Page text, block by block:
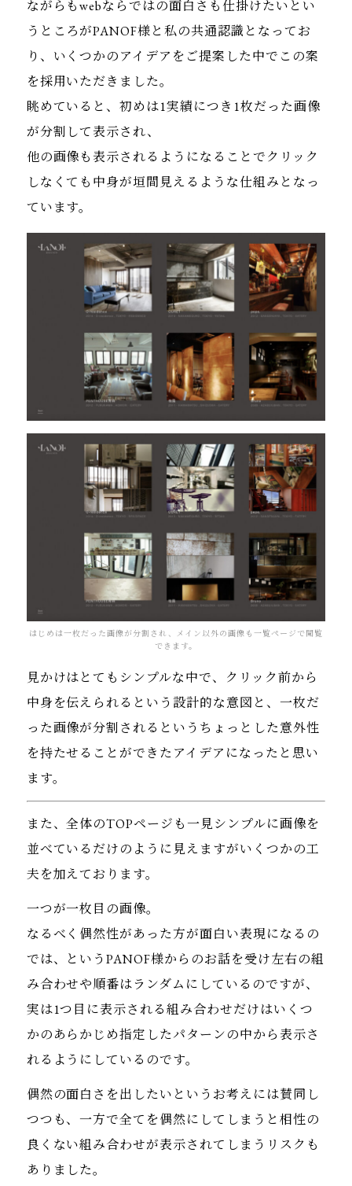
ながらもwebならではの面白さも仕掛けたいとい
うところがPANOF様と私の共通認識となってお
り、いくつかのアイデアをご提案した中でこの案
を採用いただきました。
眺めていると、初めは1実績につき1枚だった画像
が分割して表示され、
他の画像も表示されるようになることでクリック
しなくても中身が垣間見えるような仕組みとなっ
ています。
はじめは一枚だった画像が分割され、メイン以外の画像も一覧ページで閲覧
できます。
見かけはとてもシンプルな中で、クリック前から
中身を伝えられるという設計的な意図と、一枚だ
った画像が分割されるというちょっとした意外性
を持たせることができたアイデアになったと思い
ます。
また、全体のTOPページも一見シンプルに画像を
並べているだけのように見えますがいくつかの工
夫を加えております。
一つが一枚目の画像。
なるべく偶然性があった方が面白い表現になるの
では、というPANOF様からのお話を受け左右の組
み合わせや順番はランダムにしているのですが、
実は1つ目に表示される組み合わせだけはいくつ
かのあらかじめ指定したパターンの中から表示さ
れるようにしているのです。
偶然の面白さを出したいというお考えには賛同し
つつも、一方で全てを偶然にしてしまうと相性の
良くない組み合わせが表示されてしまうリスクも
ありました。